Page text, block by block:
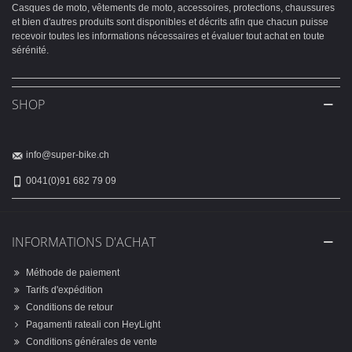
Casques de moto, vêtements de moto, accessoires, protections, chaussures
et bien d'autres produits sont disponibles et décrits afin que chacun puisse
recevoir toutes les informations nécessaires et évaluer tout achat en toute
sérénité.
SHOP
info@super-bike.ch
0041(0)91 682 79 09
INFORMATIONS D'ACHAT
Méthode de paiement
Tarifs d'expédition
Conditions de retour
Pagamenti rateali con HeyLight
Conditions générales de vente